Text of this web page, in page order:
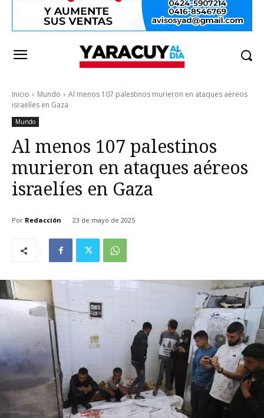
Inicio Mundo
Al menos 107 palestinos murieron en ataques aéreos
israelíes en Gaza
Mundo
Al menos 107 palestinos
murieron en ataques aéreos
israelíes en Gaza
Por Redacción 23 de mayo de 2025